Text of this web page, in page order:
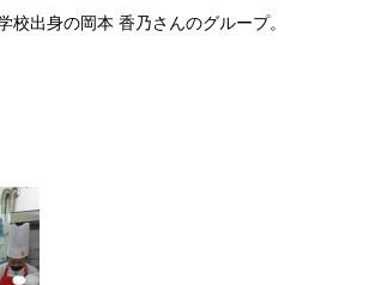
校出身の岡本 香乃さんのグループ。